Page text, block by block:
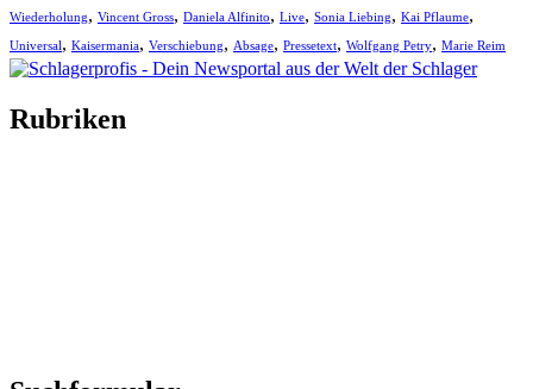
Wiederholung, Vincent Gross, Daniela Alfinito, Live, Sonia Liebing, Kai Pflaume,
Universal, Kaisermania, Verschiebung, Absage, Pressetext, Wolfgang Petry, Marie Reim
Rubriken